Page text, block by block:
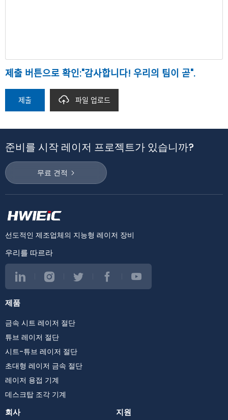
제출 버튼으로 확인:"감사합니다! 우리의 팀이 곧".
제출 파일 업로드
준비를 시작 레이저 프로젝트가 있습니까?
무료 견적
선도적인 제조업체의 지능형 레이저 장비
우리를 따르라
제품
금속 시트 레이저 절단
튜브 레이저 절단
시트-튜브 레이저 절단
초대형 레이저 금속 절단
레이저 용접 기계
데스크탑 조각 기계
회사 지원